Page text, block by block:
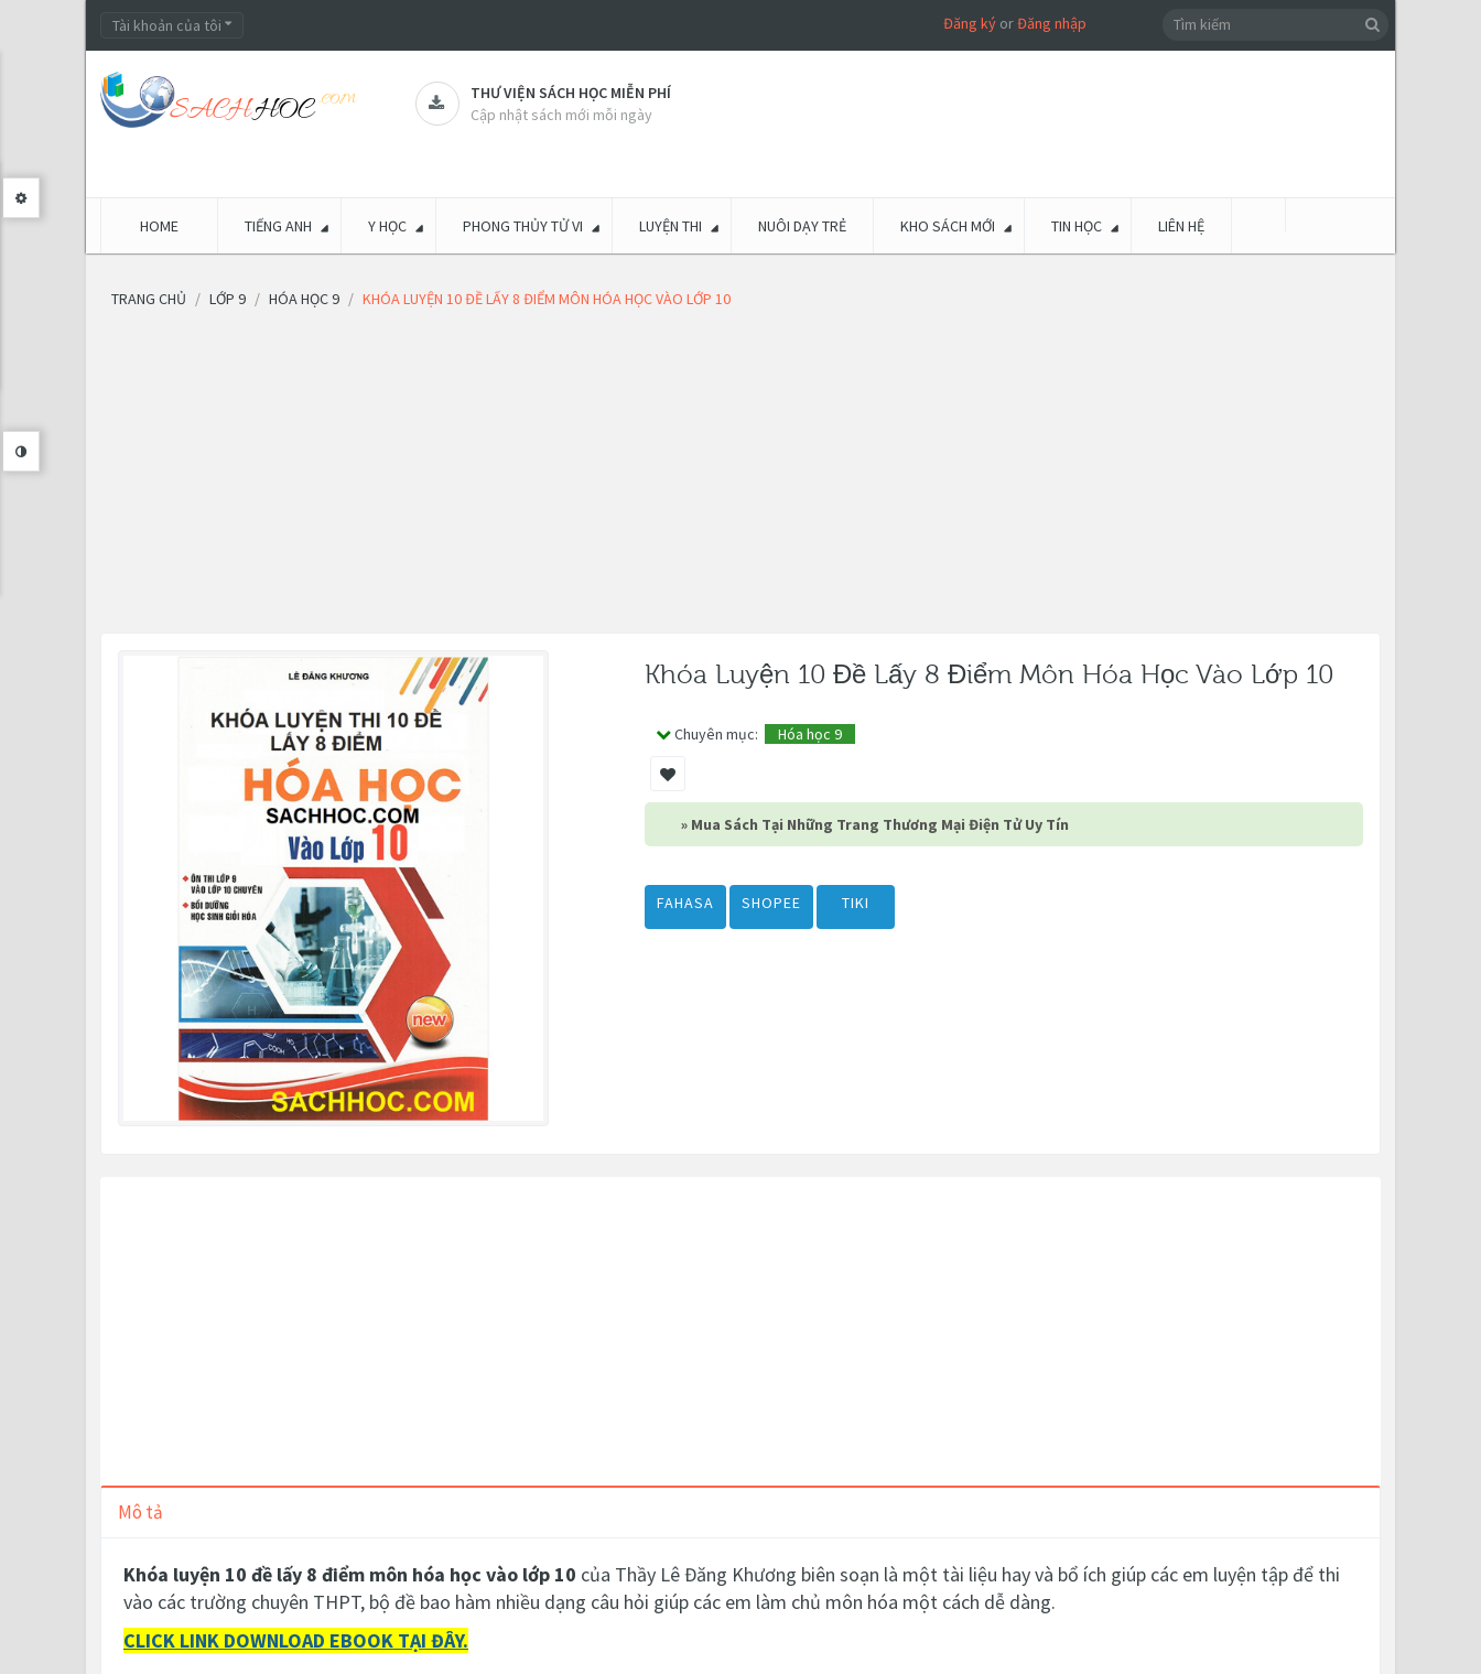
Tài khoản của tôi Đăng kýorĐăng nhập
THƯ VIỆN SÁCH HỌC MIỄN PHÍ
Cập nhật sách mới mỗi ngày
HOME TIẾNG ANH Y HỌC PHONG THỦY TỬ VI LUYỆN THI NUÔI DẠY TRẺ KHO SÁCH MỚI TIN HỌC LIÊN HỆ
TRANG CHỦ LỚP 9 HÓA HỌC 9 KHÓA LUYỆN 10 ĐỀ LẤY 8 ĐIỂM MÔN HÓA HỌC VÀO LỚP 10
Khóa Luyện 10 Đề Lấy 8 Điểm Môn Hóa Học Vào Lớp 10
Chuyên mục: Hóa học 9
» Mua Sách Tại Những Trang Thương Mại Điện Tử Uy Tín
FAHASA SHOPEE TIKI
Mô tả
Khóa luyện 10 đề lấy 8 điểm môn hóa học vào lớp 10 của Thầy Lê Đăng Khương biên soạn là một tài liệu hay và bổ ích giúp các em luyện tập để thi
vào các trường chuyên THPT, bộ đề bao hàm nhiều dạng câu hỏi giúp các em làm chủ môn hóa một cách dễ dàng.
CLICK LINK DOWNLOAD EBOOK TẠI ĐÂY.